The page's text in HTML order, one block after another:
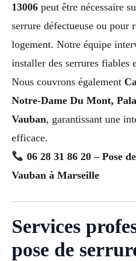
13006 peut être nécessaire
serrure défectueuse ou pour
logement. Notre équipe
installer des serrures fiables
Nous couvrons également
Notre-Dame Du Mont,
Vauban, garantissant une
efficace.
06 28 31 86 20 – Pose
Vauban à Marseille
Services
pose de